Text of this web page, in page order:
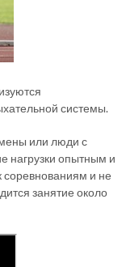
системы.
или люди с
нагрузки опытным и
соревнованиям и не
занятие около